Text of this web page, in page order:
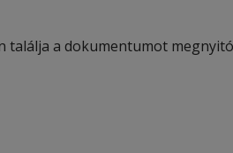
találja a dokumentumot